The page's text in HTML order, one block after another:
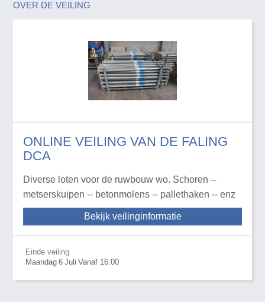
OVER DE VEILING
ONLINE VEILING VAN DE FALING
DCA
Diverse loten voor de ruwbouw wo. Schoren --
metserskuipen -- betonmolens -- pallethaken -- enz
Bekijk veilinginformatie
Einde veiling
Maandag 6 Juli Vanaf 16:00